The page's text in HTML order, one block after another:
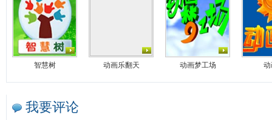
智慧树 动画乐翻天 动画梦工场 动
我要评论